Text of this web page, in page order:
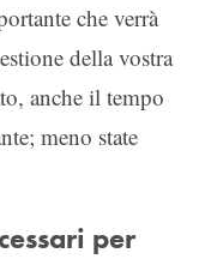
che verrà
della vostra
anche il tempo
meno state
per